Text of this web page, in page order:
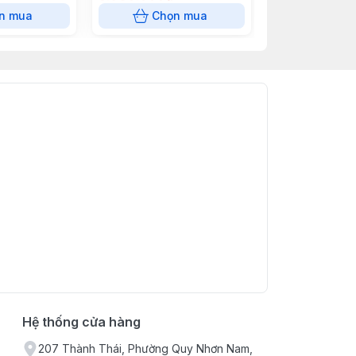
mua Chọn mua
Hệ thống cửa hàng
207 Thành Thái, Phường Quy Nhơn Nam,